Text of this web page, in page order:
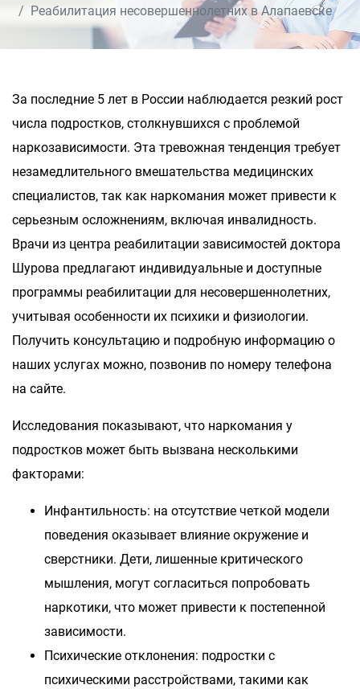
Реабилитация несовершеннолетних в Алапаевске
За последние 5 лет в России наблюдается резкий рост
числа подростков, столкнувшихся с проблемой
наркозависимости. Эта тревожная тенденция требует
незамедлительного вмешательства медицинских
специалистов, так как наркомания может привести к
серьезным осложнениям, включая инвалидность.
Врачи из центра реабилитации зависимостей доктора
Шурова предлагают индивидуальные и доступные
программы реабилитации для несовершеннолетних,
учитывая особенности их психики и физиологии.
Получить консультацию и подробную информацию о
наших услугах можно, позвонив по номеру телефона
на сайте.
Исследования показывают, что наркомания у
подростков может быть вызвана несколькими
факторами:
Инфантильность: на отсутствие четкой модели
поведения оказывает влияние окружение и
сверстники. Дети, лишенные критического
мышления, могут согласиться попробовать
наркотики, что может привести к постепенной
зависимости.
Психические отклонения: подростки с
психическими расстройствами, такими как